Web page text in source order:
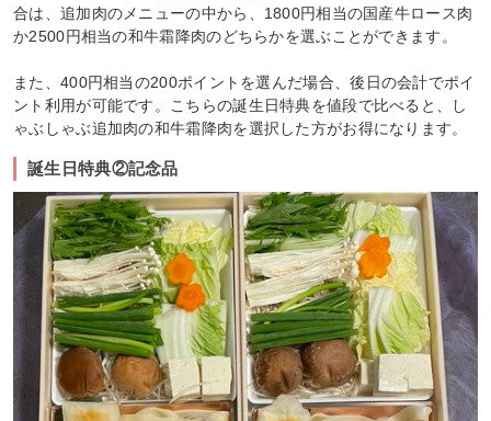
合は、追加肉のメニューの中から、1800円相当の国産牛ロース肉
か2500円相当の和牛霜降肉のどちらかを選ぶことができます。
また、400円相当の200ポイントを選んだ場合、後日の会計でポイ
ント利用が可能です。こちらの誕生日特典を値段で比べると、し
ゃぶしゃぶ追加肉の和牛霜降肉を選択した方がお得になります。
誕生日特典②記念品